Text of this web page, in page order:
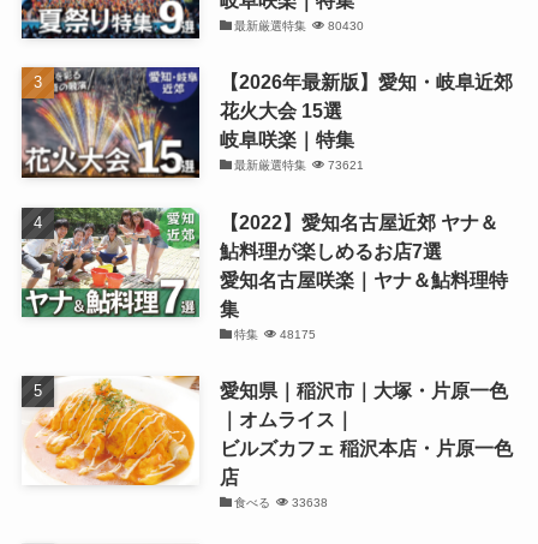
最新厳選特集 80430
【2026年最新版】愛知・岐阜近郊
花火大会 15選
岐阜咲楽｜特集
最新厳選特集 73621
【2022】愛知名古屋近郊 ヤナ＆
鮎料理が楽しめるお店7選
愛知名古屋咲楽｜ヤナ＆鮎料理特
集
特集 48175
愛知県｜稲沢市｜大塚・片原一色
｜オムライス｜
ビルズカフェ 稲沢本店・片原一色
店
食べる 33638